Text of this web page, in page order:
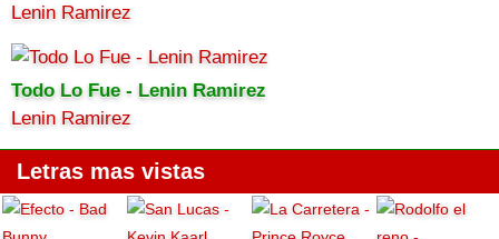
Lenin Ramirez
Todo Lo Fue - Lenin Ramirez
Lenin Ramirez
Letras mas vistas